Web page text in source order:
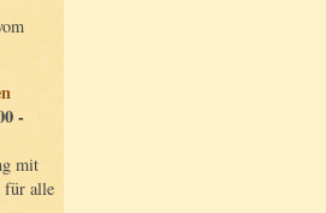
-
mit
für alle